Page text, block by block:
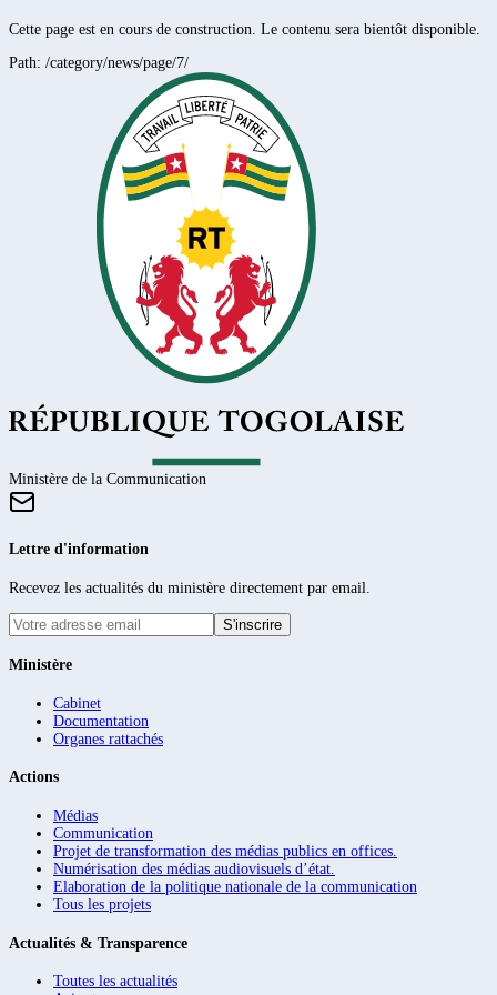
Cette page est en cours de construction. Le contenu sera bientôt disponible.
Path: /category/news/page/7/
Ministère de la Communication
Lettre d'information
Recevez les actualités du ministère directement par email.
S'inscrire
Ministère
Cabinet
Documentation
Organes rattachés
Actions
Médias
Communication
Projet de transformation des médias publics en offices.
Numérisation des médias audiovisuels d’état.
Elaboration de la politique nationale de la communication
Tous les projets
Actualités & Transparence
Toutes les actualités